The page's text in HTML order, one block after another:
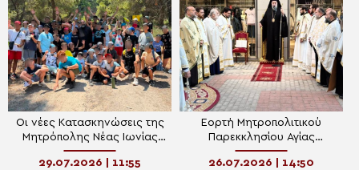
Οι νέες Κατασκηνώσεις της
Μητρόπολης Νέας Ιωνίας
γέμισαν με παιδικά χαμόγελα
29.07.2026 | 11:55
Εορτή Μητροπολιτικού
Παρεκκλησίου Αγίας
Παρασκευής στη Ν. Ιωνία
26.07.2026 | 14:50